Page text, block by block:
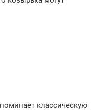
классическую